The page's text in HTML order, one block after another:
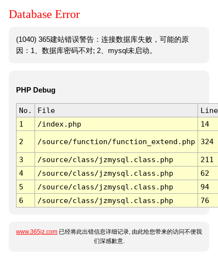
Database Error
(1040) 365建站错误警告：连接数据库失败，可能的原
因：1、数据库密码不对; 2、mysql未启动。
PHP Debug
No. File
Line
1
/index.php 14
2 /source/function/function_extend.php 324
3 /source/class/jzmysql.class.php
211
4
/source/class/jzmysql.class.php
62
5
/source/class/jzmysql.class.php
94
6
/source/class/jzmysql.class.php 76
www.365jz.com 已经将此出错信息详细记录, 由此给您带来的访问不便我
们深感歉意.